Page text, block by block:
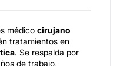
médico cirujano
tratamientos en
. Se respalda por
de trabajo,